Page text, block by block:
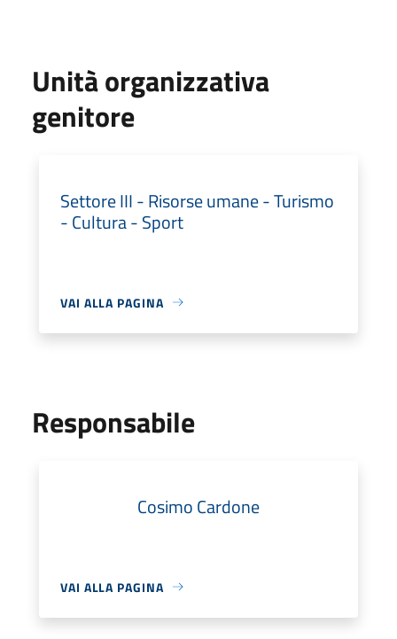
Unità organizzativa
genitore
Settore III - Risorse umane - Turismo
- Cultura - Sport
VAI ALLA PAGINA
Responsabile
Cosimo Cardone
VAI ALLA PAGINA